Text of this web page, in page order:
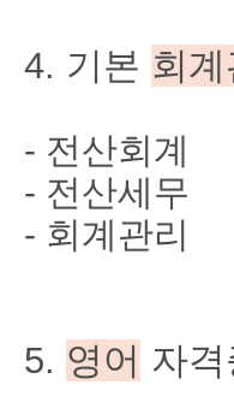
4. 기본 회계
- 전산회계
- 전산세무
- 회계관리
5. 영어 자격